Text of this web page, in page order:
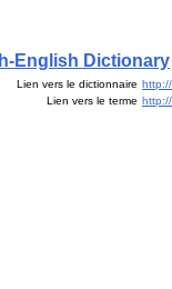
English Dictionary
Lien vers le dictionnaire
Lien vers le terme